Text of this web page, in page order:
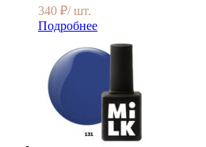
340 ₽/ шт.
Подробнее